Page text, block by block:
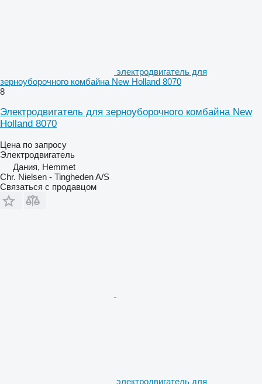
электродвигатель для
зерноуборочного комбайна New Holland 8070
8
Электродвигатель для зерноуборочного комбайна New
Holland 8070
Цена по запросу
Электродвигатель
Дания, Hemmet
Chr. Nielsen - Tingheden A/S
Связаться с продавцом
электродвигатель для